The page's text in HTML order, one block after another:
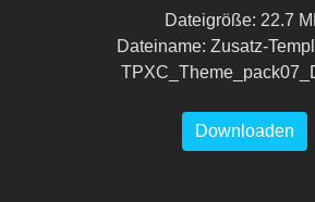
Dateigröße: 22.7
Dateiname: Zusatz-
Downloaden